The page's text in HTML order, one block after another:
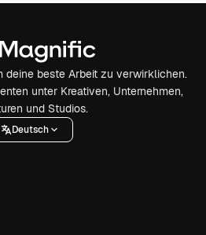
deine beste Arbeit zu verwirklichen.
unter Kreativen, Unternehmen,
und Studios.
Deutsch